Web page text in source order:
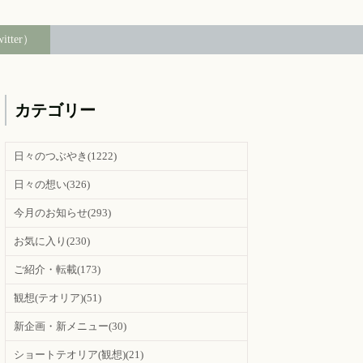
）
カテゴリー
日々のつぶやき (1222)
日々の想い(326)
今月のお知らせ(293)
お気に入り (230)
ご紹介・転載(173)
観想(テオリア)(51)
新企画・新メニュー(30)
ショートテオリア(観想)(21)